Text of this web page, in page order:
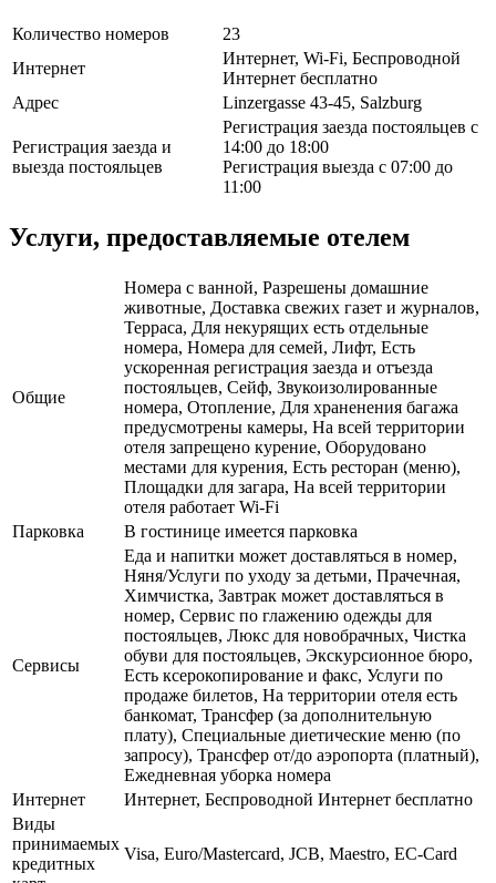
Количество номеров
23
Интернет
Интернет, Wi-Fi, Беспроводной
Интернет бесплатно
Адрес
Linzergasse 43-45, Salzburg
Регистрация заезда и
выезда постояльцев
Регистрация заезда постояльцев с
14:00 до 18:00
Регистрация выезда с 07:00 до
11:00
Услуги, предоставляемые отелем
Общие
Номера с ванной, Разрешены домашние
животные, Доставка свежих газет и журналов,
Терраса, Для некурящих есть отдельные
номера, Номера для семей, Лифт, Есть
ускоренная регистрация заезда и отъезда
постояльцев, Сейф, Звукоизолированные
номера, Отопление, Для храненения багажа
предусмотрены камеры, На всей территории
отеля запрещено курение, Оборудовано
местами для курения, Есть ресторан (меню),
Площадки для загара, На всей территории
отеля работает Wi-Fi
Парковка
В гостинице имеется парковка
Сервисы
Еда и напитки может доставляться в номер,
Няня/Услуги по уходу за детьми, Прачечная,
Химчистка, Завтрак может доставляться в
номер, Сервис по глажению одежды для
постояльцев, Люкс для новобрачных, Чистка
обуви для постояльцев, Экскурсионное бюро,
Есть ксерокопирование и факс, Услуги по
продаже билетов, На территории отеля есть
банкомат, Трансфер (за дополнительную
плату), Специальные диетические меню (по
запросу), Трансфер от/до аэропорта (платный),
Ежедневная уборка номера
Интернет
Интернет, Беспроводной Интернет бесплатно
Виды
принимаемых
кредитных
Visa, Euro/Mastercard, JCB, Maestro, EC-Card